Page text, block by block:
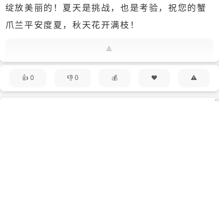
绽放美丽的！夏天是挑战，也是考验，祝您的蟹
爪兰平安度夏，秋天花开满枝！
0 0